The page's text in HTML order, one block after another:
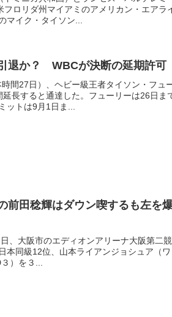
フロリダ州マイアミのアメリカン・エアラ
マイク・タイソン...
退か？ WBCが決断の延期許可
間27日）、ヘビー級王者タイソン・フュ
長すると通達した。フューリーは26日ま
ットは9月1日ま...
田稔輝はダウン喫するも左を
、大阪市のエディオンアリーナ大阪第二競
本同級12位、山本ライアンジョシュア（ワ
）を３...